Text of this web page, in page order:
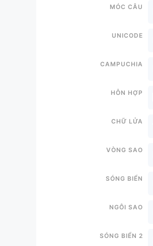
Móc câu
Unicode
Campuchia
Hỗn hợp
Chữ Lửa
Vòng sao
Sóng biển
Ngôi sao
Sóng biển 2